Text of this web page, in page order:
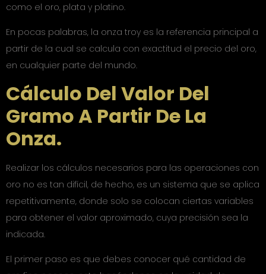
como el oro, plata y platino.
En pocas palabras, la onza troy es la referencia principal a
partir de la cual se calcula con exactitud el precio del oro,
en cualquier parte del mundo.
Cálculo Del Valor Del
Gramo A Partir De La
Onza.
Realizar los cálculos necesarios para las operaciones con
oro no es tan difícil, de hecho, es un sistema que se aplica
repetitivamente, donde solo se colocan ciertas variables
para obtener el valor aproximado, cuya precisión sea la
indicada.
El primer paso es que debes conocer qué cantidad de